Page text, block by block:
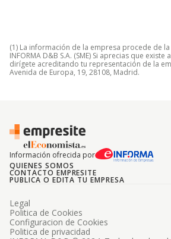
(1) La información de la empresa procede de
INFORMA D&B S.A. (SME) Si aprecias que
dirígete acreditando tu representación de la
Avenida de Europa, 19, 28108, Madrid.
Información ofrecida por
QUIENES SOMOS
CONTACTO EMPRESITE
PUBLICA O EDITA TU EMPRESA
Legal
Politica de Cookies
Configuracion de Cookies
Politica de privacidad